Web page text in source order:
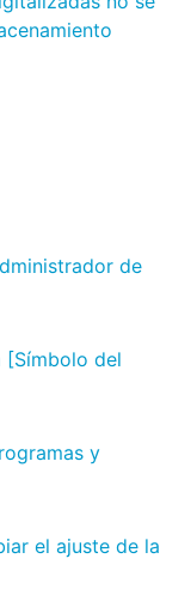
de
[Símbolo del
y
el ajuste de la